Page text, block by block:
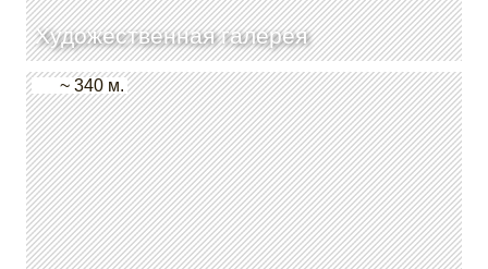
Художественная галерея
~ 340 м.